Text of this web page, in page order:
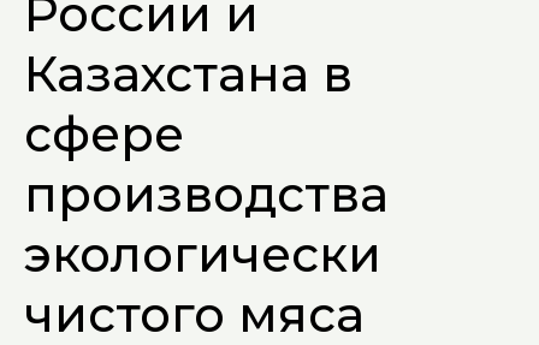
России и
Казахстана в
сфере
производства
экологически
чистого мяса